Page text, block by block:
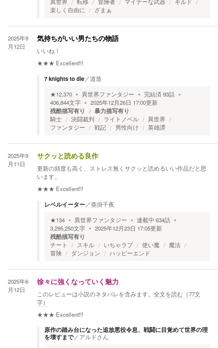
楽しく自由に
ざまぁ
2025年9
月12日
気持ちがいい男たちの物語
いいね！
★★★ Excellent!!!
7 knights to die／道造
★12,370 異世界ファンタジー 完結済93話
406,844文字 2025年12月26日 17:00更新
残酷描写有り 暴力描写有り
騎士 決闘裁判 ライトノベル
異世界
ファンタジー
戦記 男性向け 英雄譚
2025年9
月11日
サクッと読める良作
更新の頻度も高く、ストレス無くサクッと読めるいい作品だと思
います。
★★★ Excellent!!!
レベルイーター／亜掛千夜
★134 異世界ファンタジー 連載中 634話
3,295,250文字 2025年12月23日 17:05更新
残酷描写有り
チート スキル いちゃラブ 使い魔
魔法
冒険
ダンジョン ハッピーエンド
2025年6
月12日
徐々に強くなっていく魅力
このレビューは小説のネタバレを含みます。 全文を読む（77文
字）
★★★ Excellent!!!
原作の踏み台になった追放悪役令息、戦闘に目覚めて世界の理
を壊すまで／アルドさん